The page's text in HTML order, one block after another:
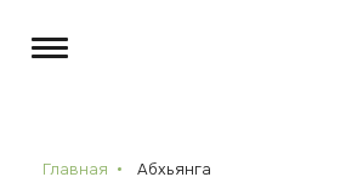
Главная Абхьянга